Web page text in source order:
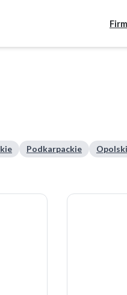
Podkarpackie